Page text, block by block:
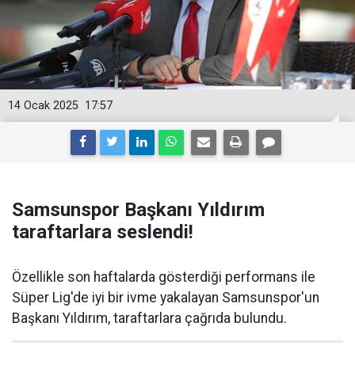
17:57
14 Ocak 2025
Samsunspor Başkanı Yıldırım
taraftarlara seslendi!
Özellikle son haftalarda gösterdiği performans ile
Süper Lig'de iyi bir ivme yakalayan Samsunspor'un
Başkanı Yıldırım, taraftarlara çağrıda bulundu.